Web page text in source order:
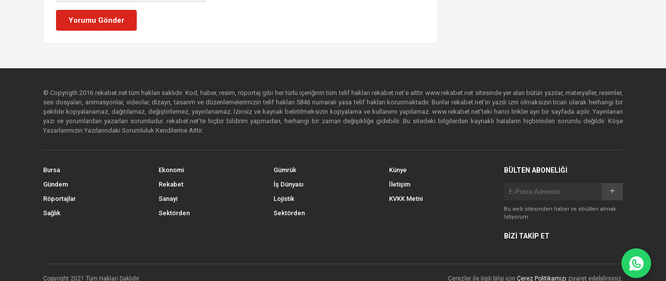
Yorumu Gönder
© Copyrigth 2016 rekabet.net tüm hakları saklıdır. Kod, haber, resim, röportaj gibi her türlü içeriğinin tüm telif hakları rekabet.net’e aittir. www.rekabet.net sitesinde yer alan bütün yazılar, materyaller, resimler,
ses dosyaları, animasyonlar, videolar, dizayn, tasarım ve düzenlemelerimizin telif hakları 5846 numaralı yasa telif hakları korunmaktadır. Bunlar rekabet.net’in yazılı izni olmaksızın ticari olarak herhangi bir
şekilde kopyalanamaz, dağıtılamaz, değiştirilemez, yayınlanamaz. İzinsiz ve kaynak belirtilmeksizin kopyalama ve kullanımı yapılamaz. www.rekabet.net’teki harici linkler ayrı bir sayfada açılır. Yayınlanan
yazı ve yorumlardan yazarları sorumludur. rekabet.net’te hiçbir bildirim yapmadan, herhangi bir zaman değişikliğe gidebilir. Bu sitedeki bilgilerden kaynaklı hataların hiçbirinden sorumlu değildir. Köşe
Yazarlarımızın Yazılarındaki Sorumluluk Kendilerine Aittir.
Bursa
Gündem
Röportajlar
Sağlık
Ekonomi
Rekabet
Sanayi
Sektörden
Gümrük
İş Dünyası
Lojistik
Sektörden
Künye
İletişim
KVKK Metni
BÜLTEN ABONELİĞİ
Bu web sitesinden haber ve ebülten almak
İstiyorum
BİZİ TAKİP ET
Copyright 2021 Tüm Hakları Saklıdır. Çerezler ile ilgili bilgi için Çerez Politikamızı ziyaret edebilirsiniz.